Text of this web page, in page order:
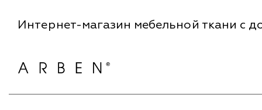
Интернет-магазин мебельной ткани с